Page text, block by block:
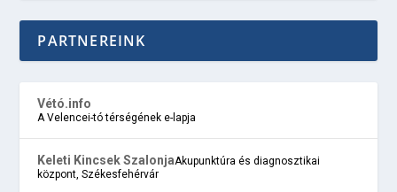
PARTNEREINK
Vétó.info
A Velencei-tó térségének e-lapja
Keleti Kincsek SzalonjaAkupunktúra és diagnosztikai
központ, Székesfehérvár